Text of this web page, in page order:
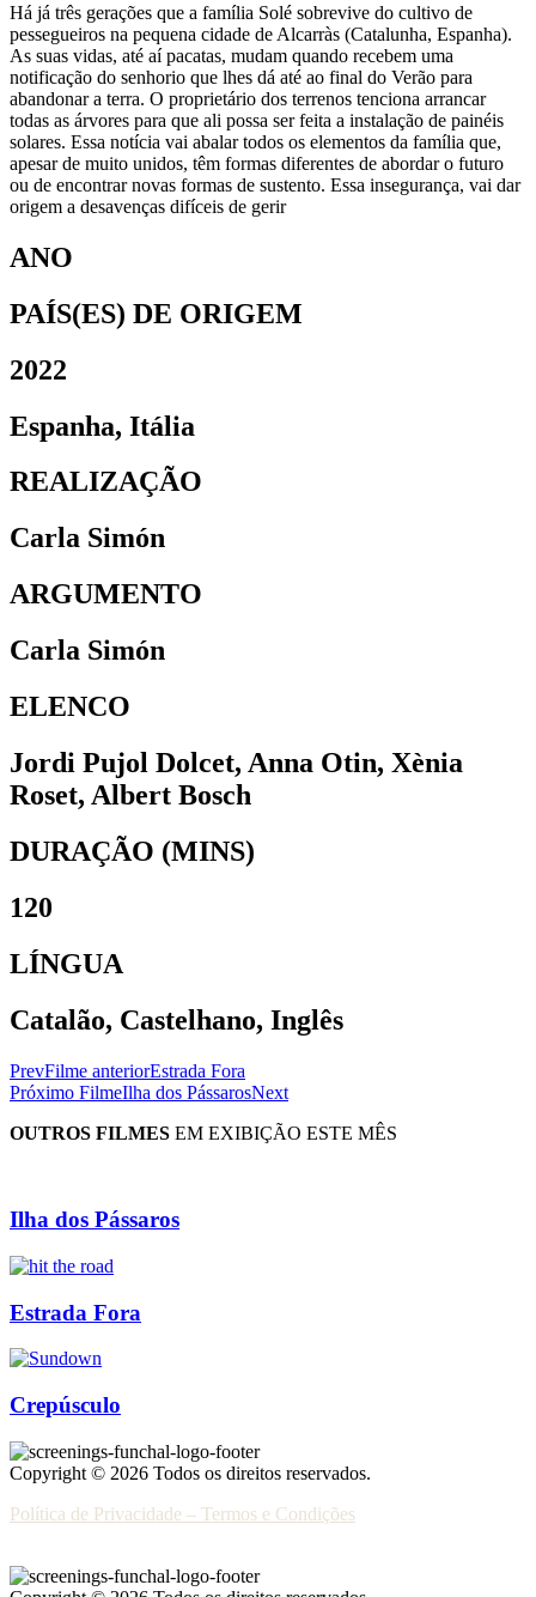
Há já três gerações que a família Solé sobrevive do cultivo de
pessegueiros na pequena cidade de Alcarràs (Catalunha, Espanha).
As suas vidas, até aí pacatas, mudam quando recebem uma
notificação do senhorio que lhes dá até ao final do Verão para
abandonar a terra. O proprietário dos terrenos tenciona arrancar
todas as árvores para que ali possa ser feita a instalação de painéis
solares. Essa notícia vai abalar todos os elementos da família que,
apesar de muito unidos, têm formas diferentes de abordar o futuro
ou de encontrar novas formas de sustento. Essa insegurança, vai dar
origem a desavenças difíceis de gerir
ANO
PAÍS(ES) DE ORIGEM
2022
Espanha, Itália
REALIZAÇÃO
Carla Simón
ARGUMENTO
Carla Simón
ELENCO
Jordi Pujol Dolcet, Anna Otin, Xènia
Roset, Albert Bosch
DURAÇÃO (MINS)
120
LÍNGUA
Catalão, Castelhano, Inglês
PrevFilme anteriorEstrada Fora
Próximo FilmeIlha dos PássarosNext
OUTROS FILMES EM EXIBIÇÃO ESTE MÊS
Ilha dos Pássaros
Estrada Fora
Crepúsculo
Copyright © 2026 Todos os direitos reservados.
Política de Privacidade – Termos e Condições